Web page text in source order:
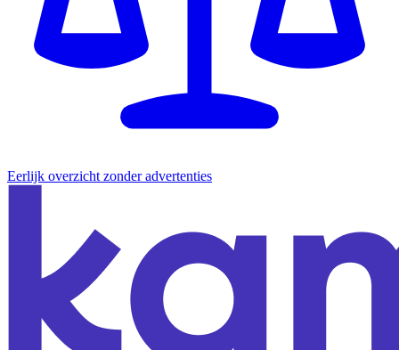
Eerlijk overzicht zonder advertenties